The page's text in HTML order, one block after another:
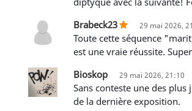
Brabeck23
29 mai 2026,
Toute cette séquence "maritime" de l’album
est une vraie réussite.
Bioskop
29 mai 2026, 21:10
Sans conteste une des plus jolies planches
de la dernière exposition.